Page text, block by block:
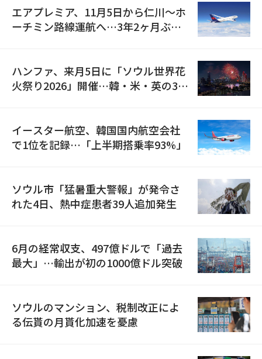
エアプレミア、11月5日から仁川〜ホ
ーチミン路線運航へ…3年2ヶ月ぶり
ハンファ、来月5日に「ソウル世界花
火祭り2026」開催…韓・米・英の3カ
イースター航空、韓国国内航空会社
で1位を記録…「上半期搭乗率93%」
ソウル市「猛暑重大警報」が発令さ
れた4日、熱中症患者39人追加発生
6月の経常収支、497億ドルで「過去
最大」…輸出が初の1000億ドル突破
ソウルのマンション、税制改正によ
る伝貰の月貰化加速を憂慮